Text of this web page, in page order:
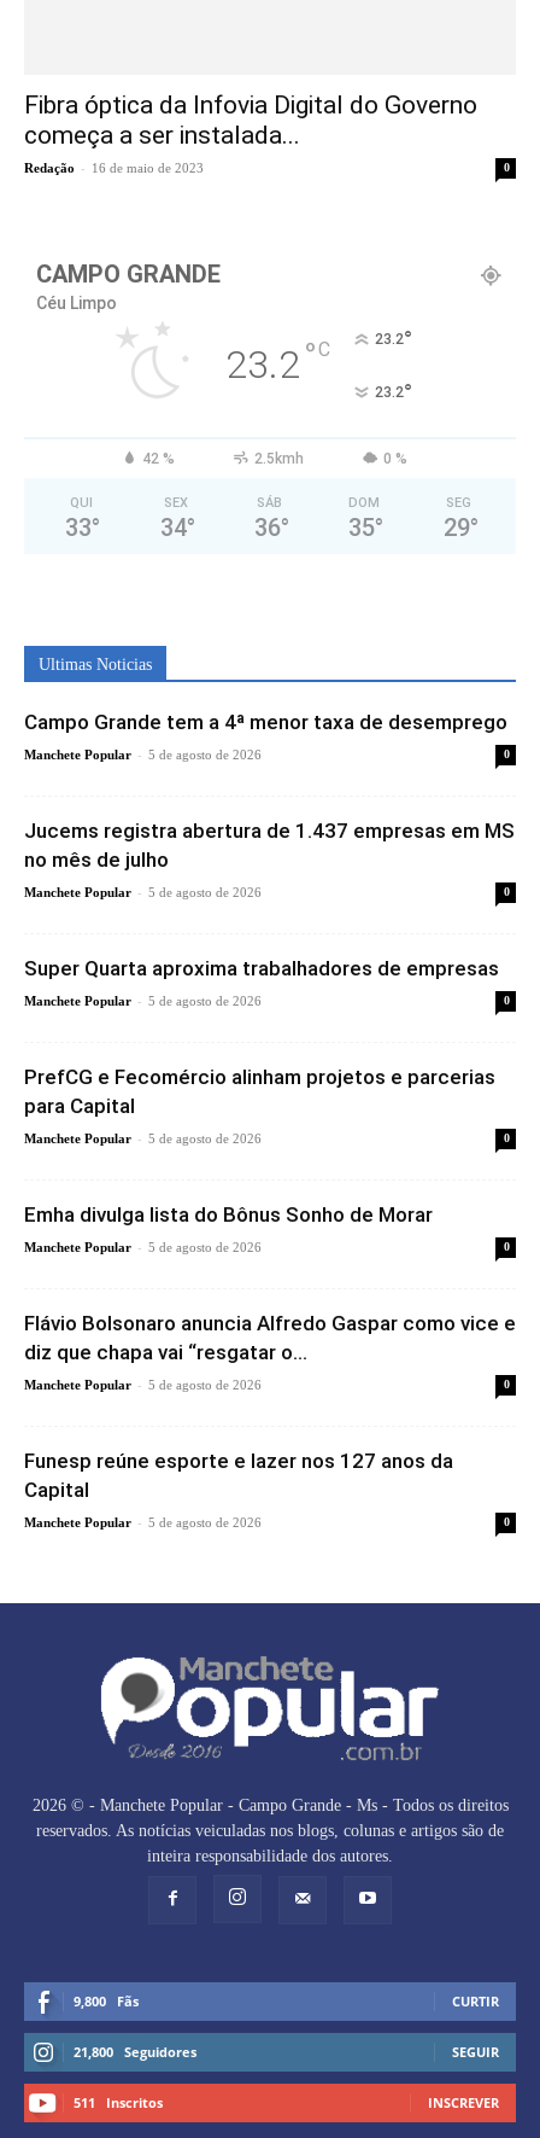
Fibra óptica da Infovia Digital do Governo
começa a ser instalada...
Redação - 16 de maio de 2023 0
CAMPO GRANDE
Céu Limpo
23.2°C 23.2°
23.2°
42 % 2.5kmh 0 %
QUI
33°
SEX
34°
SÁB
36°
DOM
35°
SEG
29°
Ultimas Noticias
Campo Grande tem a 4ª menor taxa de desemprego
Manchete Popular - 5 de agosto de 2026 0
Jucems registra abertura de 1.437 empresas em MS
no mês de julho
Manchete Popular - 5 de agosto de 2026 0
Super Quarta aproxima trabalhadores de empresas
Manchete Popular - 5 de agosto de 2026 0
PrefCG e Fecomércio alinham projetos e parcerias
para Capital
Manchete Popular - 5 de agosto de 2026 0
Emha divulga lista do Bônus Sonho de Morar
Manchete Popular - 5 de agosto de 2026 0
Flávio Bolsonaro anuncia Alfredo Gaspar como vice e
diz que chapa vai “resgatar o...
Manchete Popular - 5 de agosto de 2026 0
Funesp reúne esporte e lazer nos 127 anos da
Capital
Manchete Popular - 5 de agosto de 2026 0
2026 © - Manchete Popular - Campo Grande - Ms - Todos os direitos
reservados. As notícias veiculadas nos blogs, colunas e artigos são de
inteira responsabilidade dos autores.
9,800 Fãs CURTIR
21,800 Seguidores SEGUIR
511 Inscritos INSCREVER